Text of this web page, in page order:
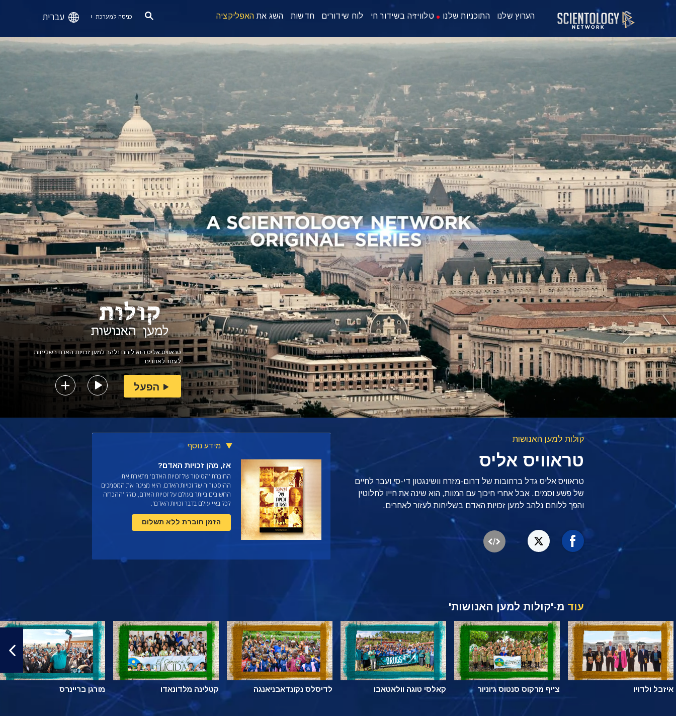
הערוץ שלנו התוכניות שלנו טלוויזיה בשידור חי לוח שידורים חדשות השג את האפליקציה כניסה למערכת עברית
טראוויס אליס הוא לוחם נלהב למען זכויות האדם בשליחות
לעזור לאחרים.
הפעל
קולות למען האנושות
טראוויס אליס
טראוויס אליס גדל ברחובות של דרום-מזרח וושינגטון די-סי ועבר לחיים
של פשע וסמים. אבל אחרי חיכוך עם המוות, הוא שינה את חייו לחלוטין
והפך ללוחם נלהב למען זכויות האדם בשליחות לעזור לאחרים.
מידע נוסף
אז, מהן זכויות האדם?
החוברת 'הסיפור של זכויות האדם' מתארת את
ההיסטוריה של זכויות האדם. היא מציגה את המסמכים
החשובים ביותר בעולם על זכויות האדם, כולל 'ההכרזה
לכל באי עולם בדבר זכויות האדם'.
הזמן חוברת ללא תשלום
עוד מ-'קולות למען האנושות'
איזבל ולדויו צ'יף מרקוס סנטוס ג'וניור קאלסי טוגה וולאטאבו לדיסלס נקונדאבניאנגה קטלינה מלדונאדו מורגן בריינרס